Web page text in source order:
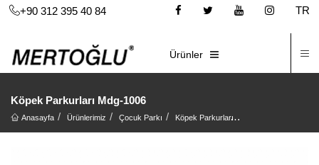
+90 312 395 40 84
TR
Ürünler
Köpek Parkurları Mdg-1006
Anasayfa Ürünlerimiz Çocuk Parkı Köpek Parkurları